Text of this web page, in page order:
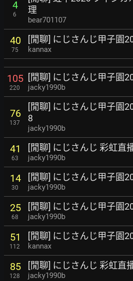
4
6
理
bear701107
40
75
[閒聊] にじさんじ甲子園
kannax
105
220
[閒聊] にじさんじ甲子園
jacky1990b
76
137
[閒聊] にじさんじ甲子園
8
jacky1990b
41
63
[閒聊] にじさんじ 彩虹直
jacky1990b
14
30
[閒聊] にじさんじ甲子園
jacky1990b
25
68
[閒聊] にじさんじ甲子園
jacky1990b
51
112
[閒聊] にじさんじ甲子園
kannax
85
128
[閒聊] にじさんじ 彩虹直
jacky1990b